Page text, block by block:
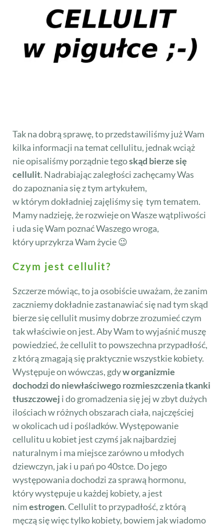
Tak na dobrą sprawę, to przedstawiliśmy już Wam
kilka informacji na temat cellulitu, jednak wciąż
nie opisaliśmy porządnie tegoskąd bierze się
cellulit. Nadrabiając zaległości zachęcamy Was
do zapoznania się z tym artykułem,
w którym dokładniej zajęliśmy się tym tematem.
Mamy nadzieję, że rozwieje on Wasze wątpliwości
i uda się Wam poznać Waszego wroga,
który uprzykrza Wam życie 😉
Czym jest cellulit?
Szczerze mówiąc, to ja osobiście uważam, że zanim
zaczniemy dokładnie zastanawiać się nad tym skąd
bierze się cellulit musimy dobrze zrozumieć czym
tak właściwie on jest. Aby Wam to wyjaśnić muszę
powiedzieć, że cellulit to powszechna przypadłość,
z którą zmagają się praktycznie wszystkie kobiety.
Występuje on wówczas, gdyw organizmie
dochodzi do niewłaściwego rozmieszczenia tkanki
tłuszczowej i do gromadzenia się jej w zbyt dużych
ilościach w różnych obszarach ciała, najczęściej
w okolicach ud i pośladków. Występowanie
cellulitu u kobiet jest czymś jak najbardziej
naturalnym i ma miejsce zarówno u młodych
dziewczyn, jak i u pań po 40stce. Do jego
występowania dochodzi za sprawą hormonu,
który występuje u każdej kobiety, a jest
nimestrogen. Cellulit to przypadłość, z którą
męczą się więc tylko kobiety, bowiem jak wiadomo